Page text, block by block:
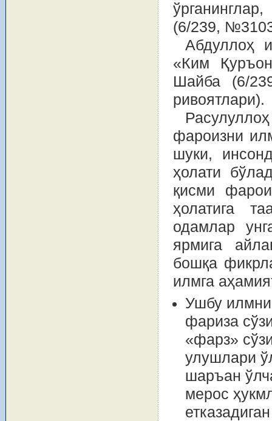
(6/239,
Абдуллоҳ
«Ким
Шайба (6/
ривоятлари).
фароизни
шуки,
ҳолати
қисми
ҳолатига
одамлар
ярмига
бошқа
илмга
Ушбу
фариза
«фарз»
улушлари
шаръан
мерос